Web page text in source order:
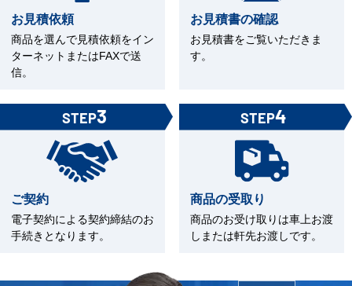
お見積依頼
商品を選んで見積依頼をイン
ターネットまたはFAXで送
信。
お見積書の確認
お見積書をご覧いただきま
す。
STEP3
ご契約
電子契約による契約締結のお
手続きとなります。
STEP4
商品の受取り
商品のお受け取りは車上お渡
しまたは軒先お渡しです。